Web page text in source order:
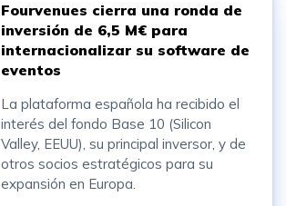
Fourvenues cierra una ronda de
inversión de 6,5 M€ para
internacionalizar su software de
eventos
La plataforma española ha recibido el
interés del fondo Base 10 (Silicon
Valley, EEUU), su principal inversor, y de
otros socios estratégicos para su
expansión en Europa.